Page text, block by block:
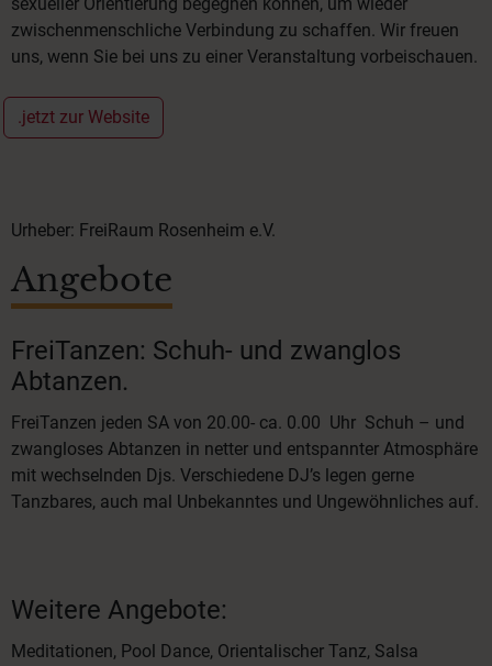
zwischenmenschliche Verbindung zu schaffen. Wir freuen
uns, wenn Sie bei uns zu einer Veranstaltung vorbeischauen.
.jetzt zur Website
Urheber: FreiRaum Rosenheim e.V.
Angebote
FreiTanzen: Schuh- und zwanglos
Abtanzen.
FreiTanzen jeden SA von 20.00- ca. 0.00 Uhr Schuh – und
zwangloses Abtanzen in netter und entspannter Atmosphäre
mit wechselnden Djs. Verschiedene DJ’s legen gerne
Tanzbares, auch mal Unbekanntes und Ungewöhnliches auf.
Weitere Angebote:
Meditationen, Pool Dance, Orientalischer Tanz, Salsa